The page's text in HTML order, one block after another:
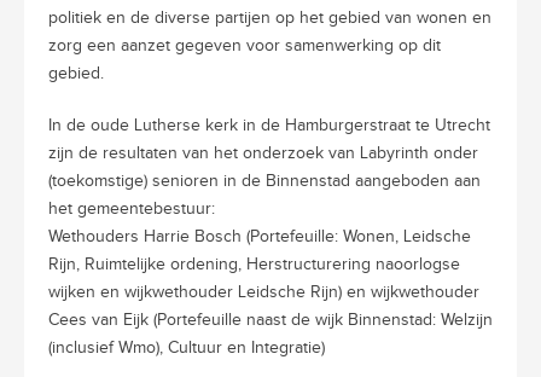
politiek en de diverse partijen op het gebied van wonen en
zorg een aanzet gegeven voor samenwerking op dit
gebied.
In de oude Lutherse kerk in de Hamburgerstraat te Utrecht
zijn de resultaten van het onderzoek van Labyrinth onder
(toekomstige) senioren in de Binnenstad aangeboden aan
het gemeentebestuur:
Wethouders Harrie Bosch (Portefeuille: Wonen, Leidsche
Rijn, Ruimtelijke ordening, Herstructurering naoorlogse
wijken en wijkwethouder Leidsche Rijn) en wijkwethouder
Cees van Eijk (Portefeuille naast de wijk Binnenstad: Welzijn
(inclusief Wmo), Cultuur en Integratie)